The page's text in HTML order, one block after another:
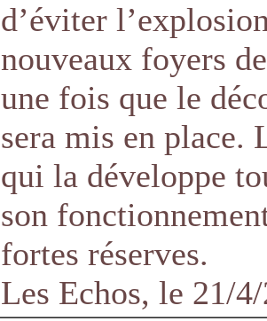
d’éviter
nouveaux foyers
une fois que le
sera mis en place.
qui la développe
son
fortes réserves.
Les Echos, le 21/